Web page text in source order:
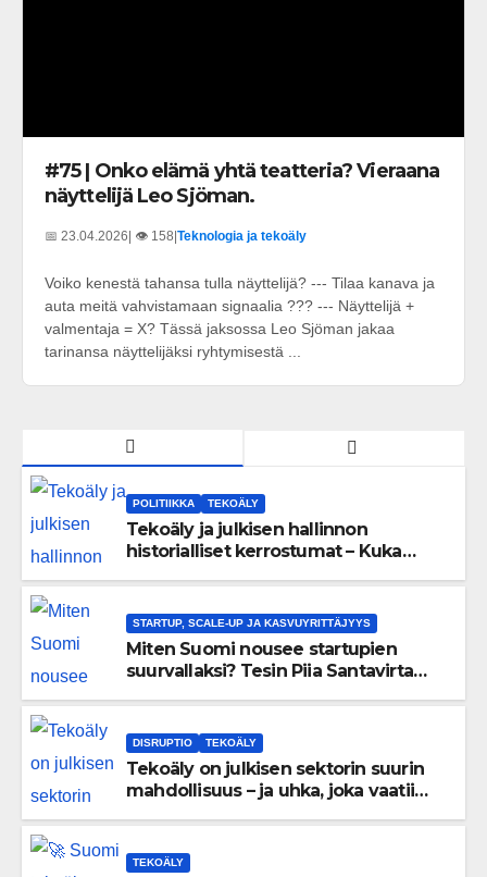
#75 | Onko elämä yhtä teatteria? Vieraana
näyttelijä Leo Sjöman.
📅 23.04.2026| 👁️ 158|Teknologia ja tekoäly
Voiko kenestä tahansa tulla näyttelijä? --- Tilaa kanava ja
auta meitä vahvistamaan signaalia ??? --- Näyttelijä +
valmentaja = X? Tässä jaksossa Leo Sjöman jakaa
tarinansa näyttelijäksi ryhtymisestä ...
POLITIIKKA TEKOÄLY
Tekoäly ja julkisen hallinnon
historialliset kerrostumat – Kuka
STARTUP, SCALE-UP JA KASVUYRITTÄJYYS
Miten Suomi nousee startupien
suurvallaksi? Tesin Piia Santavirta
DISRUPTIO TEKOÄLY
Tekoäly on julkisen sektorin suurin
mahdollisuus – ja uhka, joka vaatii
TEKOÄLY